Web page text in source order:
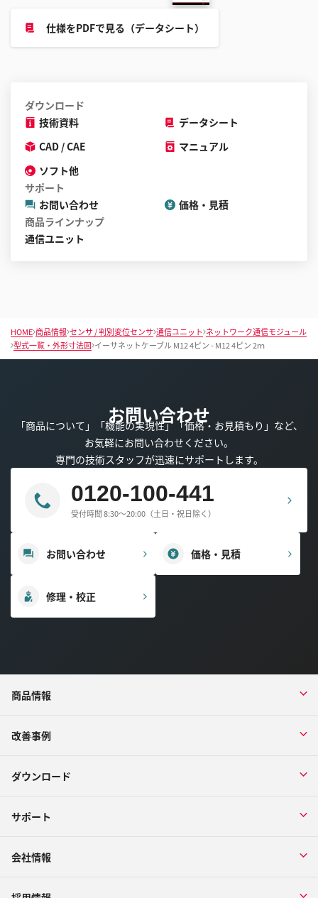
仕様をPDFで見る（データシート）
ダウンロード
技術資料
データシート
CAD / CAE
マニュアル
ソフト他
サポート
お問い合わせ
価格・見積
商品ラインナップ
通信ユニット
HOME 商品情報 センサ / 判別変位センサ 通信ユニット ネットワーク通信モジュール
型式一覧・外形寸法図 イーサネットケーブル M12 4ピン - M12 4ピン 2ｍ
お問い合わせ
「商品について」「機能の実現性」「価格・お見積もり」など、
お気軽にお問い合わせください。
専門の技術スタッフが迅速にサポートします。
0120-100-441
受付時間 8:30～20:00（土日・祝日除く）
お問い合わせ 価格・見積
修理・校正
商品情報
改善事例
ダウンロード
サポート
会社情報